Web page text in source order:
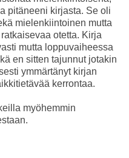
pitäneeni kirjasta. Se oli
mielenkiintoinen mutta
otetta. Kirja
mutta loppuvaiheessa
en sitten tajunnut jotakin
ymmärtänyt kirjan
kerrontaa.
myöhemmin